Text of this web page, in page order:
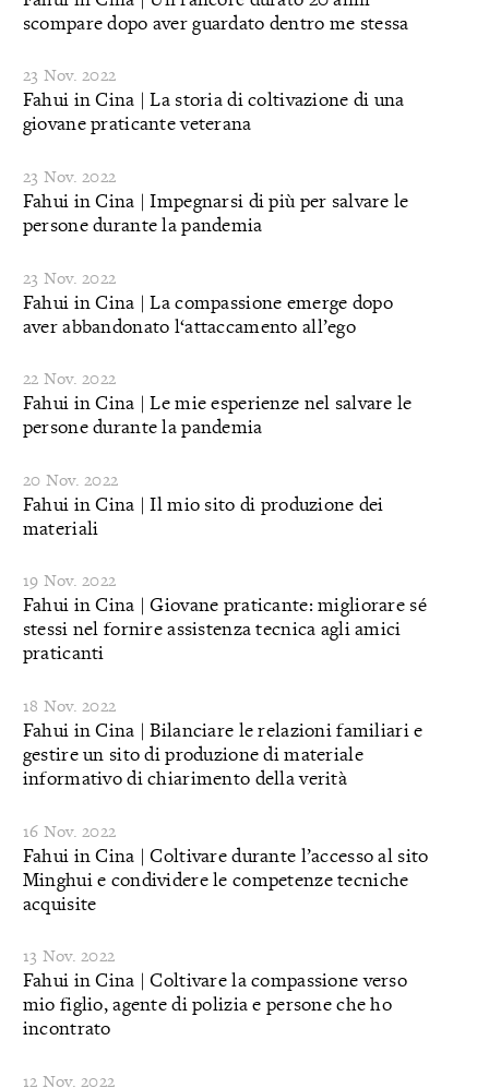
scompare dopo aver guardato dentro me stessa
23 Nov. 2022
Fahui in Cina | La storia di coltivazione di una
giovane praticante veterana
23 Nov. 2022
Fahui in Cina | Impegnarsi di più per salvare le
persone durante la pandemia
23 Nov. 2022
Fahui in Cina | La compassione emerge dopo
aver abbandonato l‘attaccamento all’ego
22 Nov. 2022
Fahui in Cina | Le mie esperienze nel salvare le
persone durante la pandemia
20 Nov. 2022
Fahui in Cina | Il mio sito di produzione dei
materiali
19 Nov. 2022
Fahui in Cina | Giovane praticante: migliorare sé
stessi nel fornire assistenza tecnica agli amici
praticanti
18 Nov. 2022
Fahui in Cina | Bilanciare le relazioni familiari e
gestire un sito di produzione di materiale
informativo di chiarimento della verità
16 Nov. 2022
Fahui in Cina | Coltivare durante l’accesso al sito
Minghui e condividere le competenze tecniche
acquisite
13 Nov. 2022
Fahui in Cina | Coltivare la compassione verso
mio figlio, agente di polizia e persone che ho
incontrato
12 Nov. 2022